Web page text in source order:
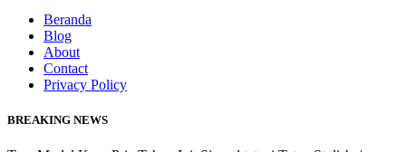
Beranda
Blog
About
Contact
Privacy Policy
BREAKING NEWS